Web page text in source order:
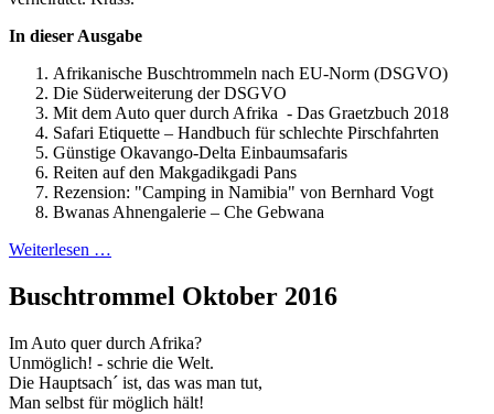
In dieser Ausgabe
Afrikanische Buschtrommeln nach EU-Norm (DSGVO)
Die Süderweiterung der DSGVO
Mit dem Auto quer durch Afrika - Das Graetzbuch 2018
Safari Etiquette – Handbuch für schlechte Pirschfahrten
Günstige Okavango-Delta Einbaumsafaris
Reiten auf den Makgadikgadi Pans
Rezension: "Camping in Namibia" von Bernhard Vogt
Bwanas Ahnengalerie – Che Gebwana
Weiterlesen …
Buschtrommel Oktober 2016
Im Auto quer durch Afrika?
Unmöglich! - schrie die Welt.
Die Hauptsach´ ist, das was man tut,
Man selbst für möglich hält!